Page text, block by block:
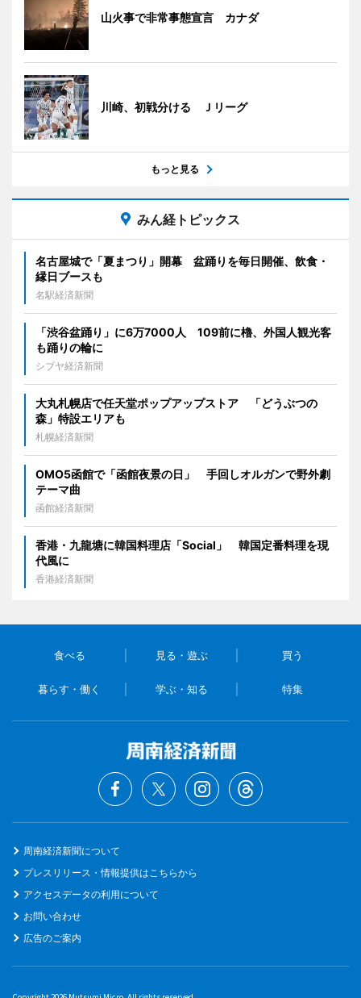
山火事で非常事態宣言 カナダ
川崎、初戦分ける Ｊリーグ
もっと見る
みん経トピックス
名古屋城で「夏まつり」開幕 盆踊りを毎日開催、飲食・
縁日ブースも
名駅経済新聞
「渋谷盆踊り」に6万7000人 109前に櫓、外国人観光客
も踊りの輪に
シブヤ経済新聞
大丸札幌店で任天堂ポップアップストア 「どうぶつの
森」特設エリアも
札幌経済新聞
OMO5函館で「函館夜景の日」 手回しオルガンで野外劇
テーマ曲
函館経済新聞
香港・九龍塘に韓国料理店「Social」 韓国定番料理を現
代風に
香港経済新聞
食べる 見る・遊ぶ 買う
暮らす・働く 学ぶ・知る 特集
周南経済新聞について
プレスリリース・情報提供はこちらから
アクセスデータの利用について
お問い合わせ
広告のご案内